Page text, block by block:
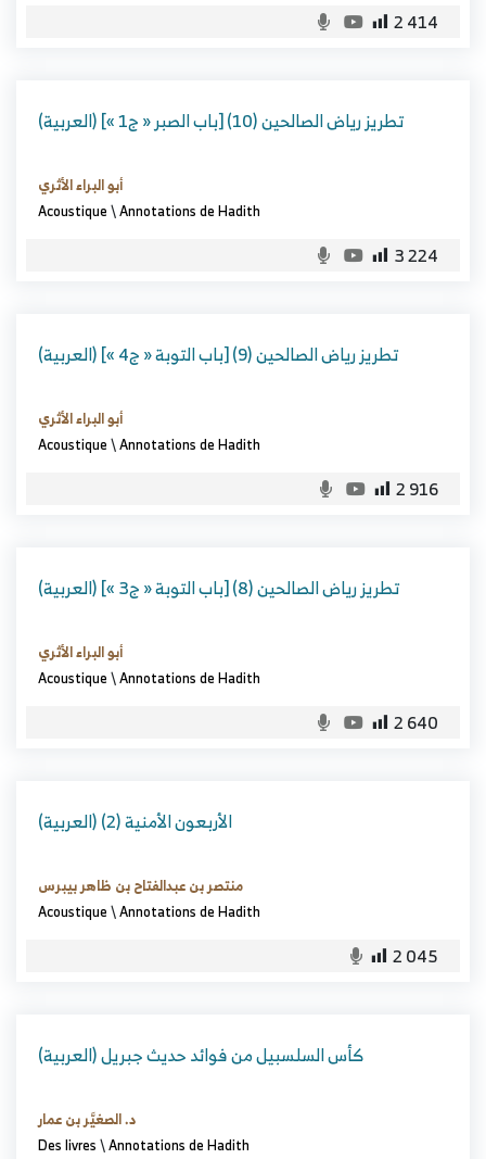
2 414
(العربية) تطريز رياض الصالحين (10) [باب الصبر « ج1 »]
أبو البراء الأثري
Acoustique\Annotations de Hadith
3 224
(العربية) تطريز رياض الصالحين (9) [باب التوبة « ج4 »]
أبو البراء الأثري
Acoustique\Annotations de Hadith
2 916
(العربية) تطريز رياض الصالحين (8) [باب التوبة « ج3 »]
أبو البراء الأثري
Acoustique\Annotations de Hadith
2 640
(العربية) الأربعون الأمنية (2)
منتصر بن عبدالفتاح بن ظاهر بيبرس
Acoustique\Annotations de Hadith
2 045
(العربية) كأس السلسبيل من فوائد حديث جبريل
د. الصغيَّر بن عمار
Des livres\Annotations de Hadith